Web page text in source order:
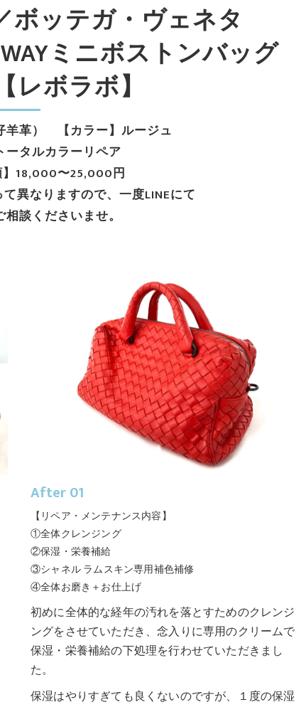
羊革） 【カラー】ルージュ
ータルカラーリペア
】18,000〜25,000円
異なりますので、一度LINEにて
談くださいませ。
ボッテガ・ヴェネタ
ミニボストンバッグ
レボラボ】
After 01
【リペア・メンテナンス内容】
①全体クレンジング
②保湿・栄養補給
③シャネル ラムスキン専用補色補修
④全体お磨き＋お仕上げ
初めに全体的な経年の汚れを落とすためのクレンジ
ングをさせていただき、念入りに専用のクリームで
保湿・栄養補給の下処理を行わせていただきまし
た。
保湿はやりすぎても良くないのですが、１度の保湿